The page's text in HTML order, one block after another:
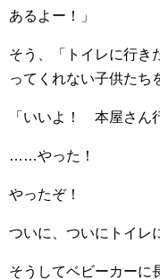
あるよー！」
そう、「トイレに行き
ってくれない子供たち
「いいよ！ 本屋さん
……やった！
やったぞ！
ついに、ついにトイレ
そうしてベビーカーに